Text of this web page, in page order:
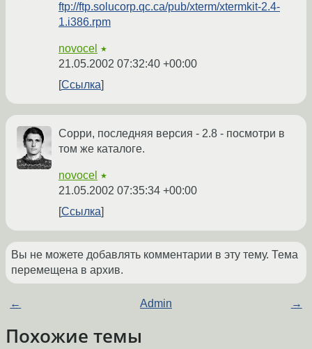
ftp://ftp.solucorp.qc.ca/pub/xterm/xtermkit-2.4-
1.i386.rpm
novocel ★
21.05.2002 07:32:40 +00:00
Ссылка
Сорри, последняя версия - 2.8 - посмотри в
том же каталоге.
novocel ★
21.05.2002 07:35:34 +00:00
Ссылка
Вы не можете добавлять комментарии в эту тему. Тема
перемещена в архив.
← Admin →
Похожие темы